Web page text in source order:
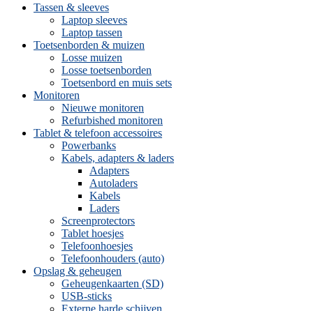
Tassen & sleeves
Laptop sleeves
Laptop tassen
Toetsenborden & muizen
Losse muizen
Losse toetsenborden
Toetsenbord en muis sets
Monitoren
Nieuwe monitoren
Refurbished monitoren
Tablet & telefoon accessoires
Powerbanks
Kabels, adapters & laders
Adapters
Autoladers
Kabels
Laders
Screenprotectors
Tablet hoesjes
Telefoonhoesjes
Telefoonhouders (auto)
Opslag & geheugen
Geheugenkaarten (SD)
USB-sticks